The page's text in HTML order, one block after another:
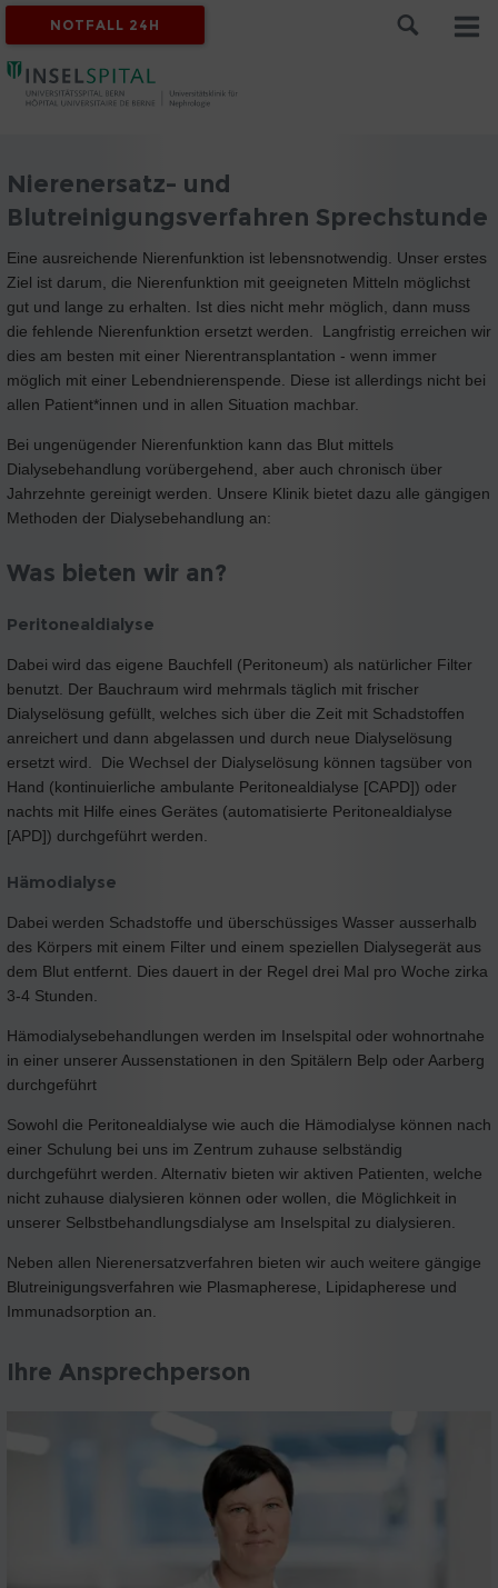
NOTFALL 24H
Nierenersatz- und
Blutreinigungsverfahren Sprechstunde
Eine ausreichende Nierenfunktion ist lebensnotwendig. Unser erstes
Ziel ist darum, die Nierenfunktion mit geeigneten Mitteln möglichst
gut und lange zu erhalten. Ist dies nicht mehr möglich, dann muss
die fehlende Nierenfunktion ersetzt werden.
Langfristig erreichen wir
dies am besten mit einer Nierentransplantation - wenn immer
möglich mit einer Lebendnierenspende. Diese ist allerdings nicht bei
allen Patient*innen und in allen Situation machbar.
Bei ungenügender Nierenfunktion kann das Blut mittels
Dialysebehandlung vorübergehend, aber auch chronisch über
Jahrzehnte gereinigt werden. Unsere Klinik bietet dazu alle gängigen
Methoden der Dialysebehandlung an:
Was bieten wir an?
Peritonealdialyse
Dabei wird das eigene Bauchfell (Peritoneum) als natürlicher Filter
benutzt. Der Bauchraum wird mehrmals täglich mit frischer
Dialyselösung gefüllt, welches sich über die Zeit mit Schadstoffen
anreichert und dann abgelassen und durch neue Dialyselösung
ersetzt wird.
Die Wechsel der Dialyselösung können tagsüber von
Hand (kontinuierliche ambulante Peritonealdialyse [CAPD]) oder
nachts mit Hilfe eines Gerätes (automatisierte Peritonealdialyse
[APD]) durchgeführt werden.
Hämodialyse
Dabei werden Schadstoffe und überschüssiges Wasser ausserhalb
des Körpers mit einem Filter und einem speziellen Dialysegerät aus
dem Blut entfernt. Dies dauert in der Regel drei Mal pro Woche zirka
3-4 Stunden.
Hämodialysebehandlungen werden im Inselspital oder wohnortnahe
in einer unserer Aussenstationen in den Spitälern Belp oder Aarberg
durchgeführt
Sowohl die Peritonealdialyse wie auch die Hämodialyse können nach
einer Schulung bei uns im Zentrum zuhause selbständig
durchgeführt werden. Alternativ bieten wir aktiven Patienten, welche
nicht zuhause dialysieren können oder wollen, die Möglichkeit in
unserer Selbstbehandlungsdialyse am Inselspital zu dialysieren.
Neben allen Nierenersatzverfahren bieten wir auch weitere gängige
Blutreinigungsverfahren wie Plasmapherese, Lipidapherese und
Immunadsorption an.
Ihre Ansprechperson